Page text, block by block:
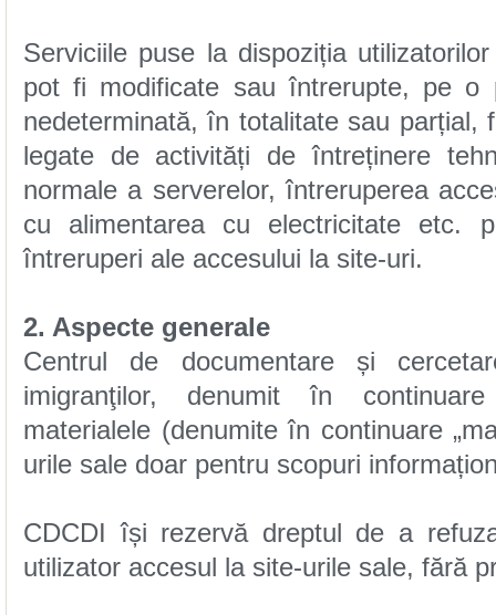
întreruperi ale accesului la site-uri.
2. Aspecte generale
urile sale doar pentru scopuri
utilizator accesul la site-urile sale, fără